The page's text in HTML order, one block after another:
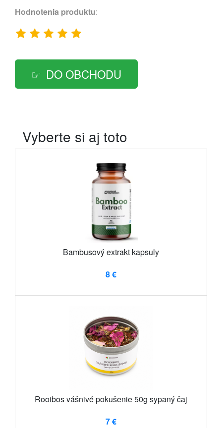
Hodnotenia produktu:
DO OBCHODU
Vyberte si aj toto
Bambusový extrakt kapsuly
8 €
Rooibos vášnivé pokušenie 50g sypaný čaj
7 €